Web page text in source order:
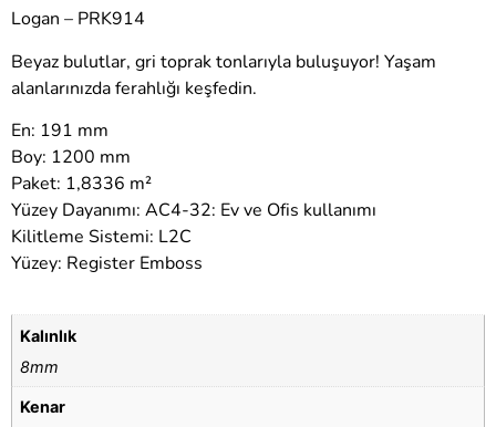
Logan – PRK914
Beyaz bulutlar, gri toprak tonlarıyla buluşuyor! Yaşam
alanlarınızda ferahlığı keşfedin.
En: 191 mm
Boy: 1200 mm
Paket: 1,8336 m²
Yüzey Dayanımı: AC4-32: Ev ve Ofis kullanımı
Kilitleme Sistemi: L2C
Yüzey: Register Emboss
Kalınlık
8mm
Kenar